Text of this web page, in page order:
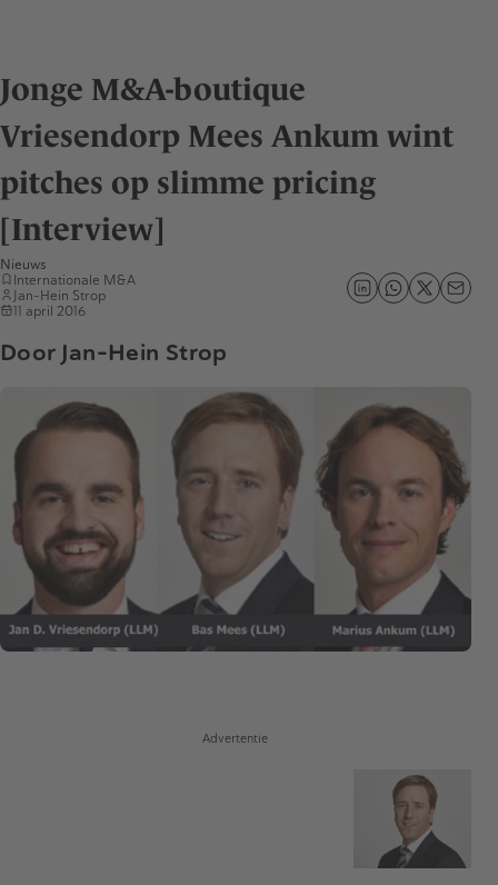
Jonge M&A-boutique
Vriesendorp Mees Ankum wint
pitches op slimme pricing
[Interview]
Nieuws
Internationale M&A
Jan-Hein Strop
11 april 2016
Door Jan-Hein Strop
Advertentie